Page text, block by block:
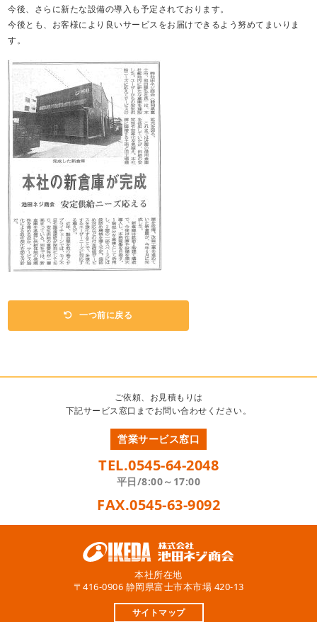
今後、さらに新たな設備の導入も予定されております。
今後とも、お客様により良いサービスをお届けできるよう努めてまいりま
す。
一つ前に戻る
ご依頼、お見積もりは
下記サービス窓口までお問い合わせください。
営業サービス窓口
TEL.0545-64-2048
平日/8:00～17:00
FAX.0545-63-9092
本社所在地
〒416-0906 静岡県富士市本市場 420-13
サイトマップ